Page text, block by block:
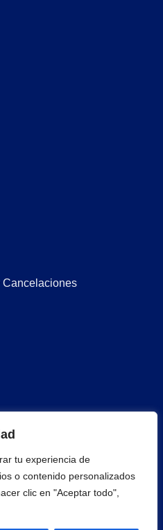
tu experiencia de
o contenido personalizados
clic en "Aceptar todo",
Cancelaciones